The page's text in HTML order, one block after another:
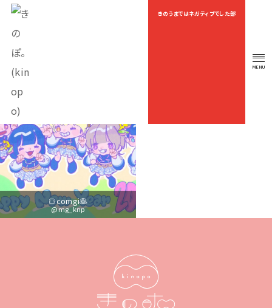
きのうまではネガティブでした部
OFFICIAL FAN CLUB
MENU
🍞comgi🥞
@mg_knp